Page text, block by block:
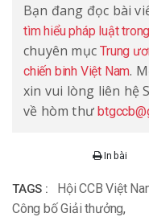
Bạn đang đọc bài
tìm hiểu pháp luật
chuyên mụcTrung
chiến binh Việt Nam.
xin vui lòng liên hệ
về hòm thư
In bài
TAGS : Hội CCB Việt
Công bố Giải thưởng,